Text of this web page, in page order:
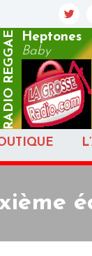
RADIO
REGGAE
Heptones
Baby